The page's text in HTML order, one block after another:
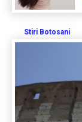
Stiri Botosani